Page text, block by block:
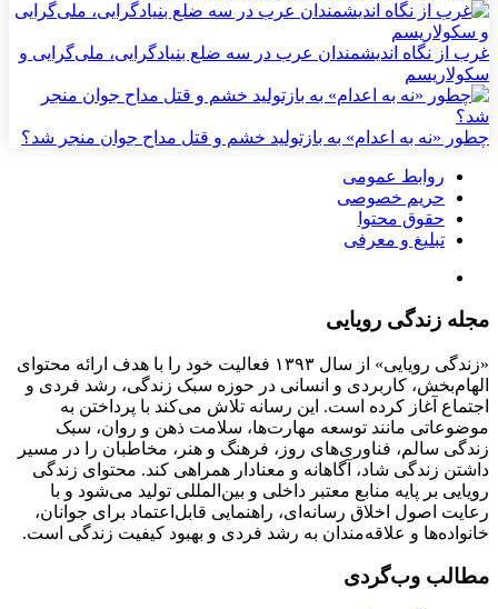
غرب از نگاه اندیشمندان عرب در سه ضلع بنیادگرایی، ملی‌گرایی و
سکولاریسم
چطور «نه به اعدام» به بازتولید خشم و قتل مداح جوان منجر شد؟
روابط عمومی
حریم خصوصی
حقوق محتوا
تبلیغ و معرفی
مجله زندگی رویایی
«زندگی رویایی» از سال ۱۳۹۳ فعالیت خود را با هدف ارائه محتوای
الهام‌بخش، کاربردی و انسانی در حوزه سبک زندگی، رشد فردی و
اجتماع آغاز کرده است. این رسانه تلاش می‌کند با پرداختن به
موضوعاتی مانند توسعه مهارت‌ها، سلامت ذهن و روان، سبک
زندگی سالم، فناوری‌های روز، فرهنگ و هنر، مخاطبان را در مسیر
داشتن زندگی شاد، آگاهانه و معنادار همراهی کند. محتوای زندگی
رویایی بر پایه منابع معتبر داخلی و بین‌المللی تولید می‌شود و با
رعایت اصول اخلاق رسانه‌ای، راهنمایی قابل‌اعتماد برای جوانان،
خانواده‌ها و علاقه‌مندان به رشد فردی و بهبود کیفیت زندگی است.
مطالب وب‌گردی